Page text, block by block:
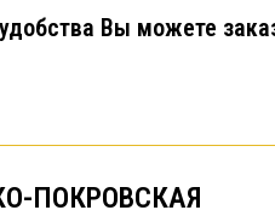
Вы можете
ПОКРОВСКАЯ